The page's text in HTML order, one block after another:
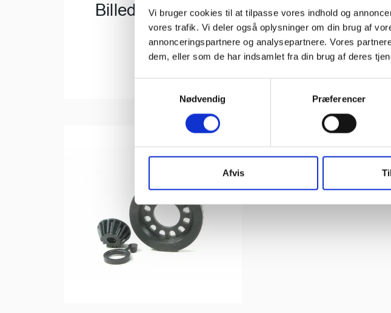
Vi bruger cookies til at tilpasse vores indhold og
vores trafik. Vi deler også oplysninger om din brug af
annonceringspartnere og analysepartnere. Vores
dem, eller som de har indsamlet fra din brug af deres
v
l
g
Nødvendig Præferencer
Afvis
HPI 73501
(39T/16T/
H73501